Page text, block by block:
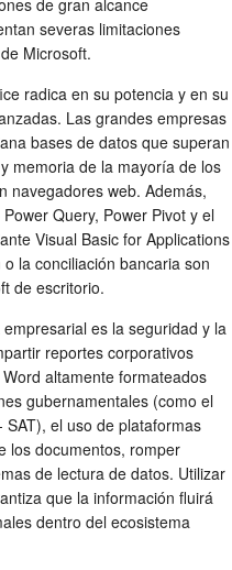
severas limitaciones
Microsoft.
radica en su potencia y en su
Las grandes empresas
bases de datos que superan
memoria de la mayoría de los
navegadores web. Además,
Query, Power Pivot y el
Visual Basic for Applications
la conciliación bancaria son
de escritorio.
es la seguridad y la
reportes corporativos
altamente formateados
gubernamentales (como el
el uso de plataformas
los documentos, romper
de lectura de datos. Utilizar
que la información fluirá
dentro del ecosistema